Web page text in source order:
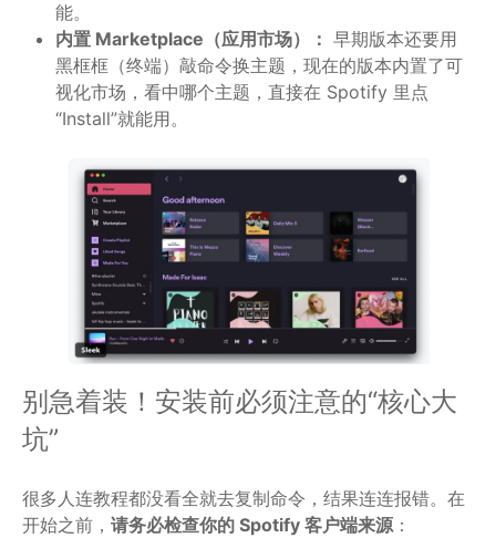
能。
内置 Marketplace（应用市场）： 早期版本还要用
黑框框（终端）敲命令换主题，现在的版本内置了可
视化市场，看中哪个主题，直接在 Spotify 里点
“Install”就能用。
别急着装！安装前必须注意的“核心大
坑”
很多人连教程都没看全就去复制命令，结果连连报错。在
开始之前， 请务必检查你的 Spotify 客户端来源：